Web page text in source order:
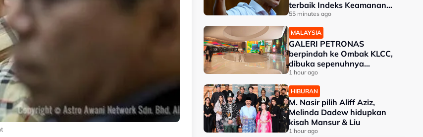
terbaik Indeks Keamanan
Global - Saifuddin Nasution
55 minutes ago
MALAYSIA
GALERI PETRONAS
berpindah ke Ombak KLCC,
dibuka sepenuhnya
menjelang penghujung 2027
1 hour ago
HIBURAN
M. Nasir pilih Aliff Aziz,
Melinda Dadew hidupkan
kisah Mansur & Liu
1 hour ago